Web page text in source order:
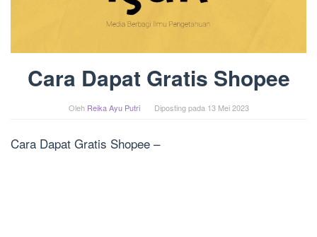
Cara Dapat Gratis Shopee
Oleh Reika Ayu Putri Diposting pada 13 Mei 2023
Cara Dapat Gratis Shopee –